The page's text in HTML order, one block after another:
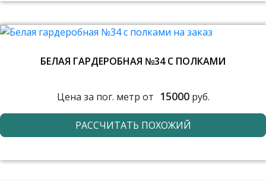
БЕЛАЯ ГАРДЕРОБНАЯ №34 С ПОЛКАМИ
Цена за пог. метр от 15000руб.
РАССЧИТАТЬ ПОХОЖИЙ